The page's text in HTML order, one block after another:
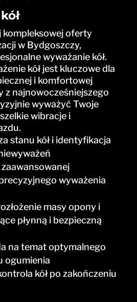
kompleksowej oferty
w Bydgoszczy,
wyważanie kół.
kół jest kluczowe dla
i komfortowej
z najnowocześniejszego
wyważyć Twoje
wibracje i
stanu kół i identyfikacja
wyważenia
masy opony i
płynną i bezpieczną
na temat optymalnego
ogumienia
kół po zakończeniu